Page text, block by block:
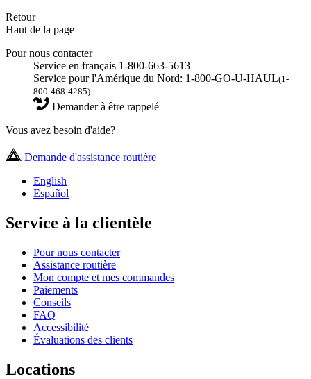
Retour
Haut de la page
Pour nous contacter
Service en français 1-800-663-5613
Service pour l'Amérique du Nord: 1-800-GO-U-HAUL(1-
800-468-4285)
Demander à être rappelé
Vous avez besoin d'aide?
Demande d'assistance routière
English
Español
Service à la clientèle
Pour nous contacter
Assistance routière
Mon compte et mes commandes
Paiements
Conseils
FAQ
Accessibilité
Évaluations des clients
Locations